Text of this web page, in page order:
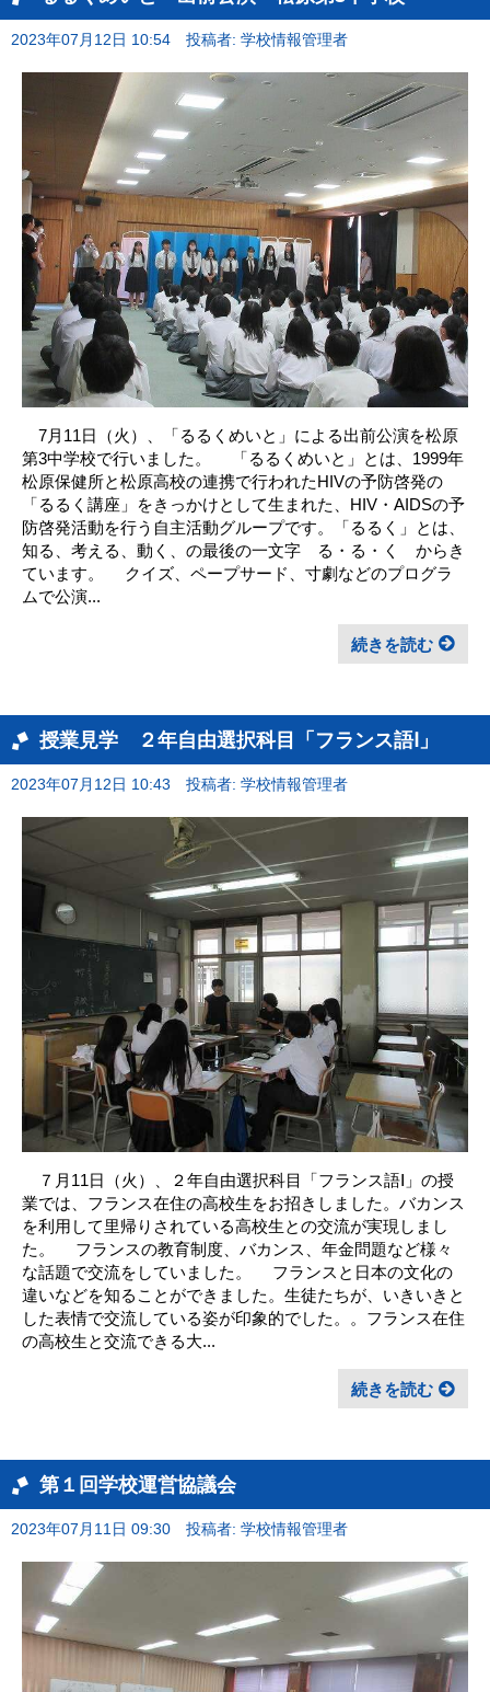
2023年07月12日 10:54 投稿者: 学校情報管理者
7月11日（火）、「るるくめいと」による出前公演を松原
第3中学校で行いました。 「るるくめいと」とは、1999年
松原保健所と松原高校の連携で行われたHIVの予防啓発の
「るるく講座」をきっかけとして生まれた、HIV・AIDSの予
防啓発活動を行う自主活動グループです。「るるく」とは、
知る、考える、動く、の最後の一文字 る・る・く からき
ています。 クイズ、ペープサード、寸劇などのプログラ
ムで公演...
続きを読む
授業見学 ２年自由選択科目「フランス語Ⅰ」
2023年07月12日 10:43 投稿者: 学校情報管理者
７月11日（火）、２年自由選択科目「フランス語Ⅰ」の授
業では、フランス在住の高校生をお招きしました。バカンス
を利用して里帰りされている高校生との交流が実現しまし
た。 フランスの教育制度、バカンス、年金問題など様々
な話題で交流をしていました。 フランスと日本の文化の
違いなどを知ることができました。生徒たちが、いきいきと
した表情で交流している姿が印象的でした。。フランス在住
の高校生と交流できる大...
続きを読む
第１回学校運営協議会
2023年07月11日 09:30 投稿者: 学校情報管理者